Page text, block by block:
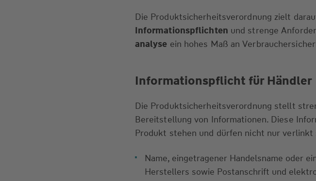
Die Produktsicherheitsverordnung zielt
Informationspflichten und strenge
analyse ein hohes Maß an
Informationspflicht für Händler
Die Produktsicherheitsverordnung stellt
Bereitstellung von Informationen. Diese
Produkt stehen und dürfen nicht nur verlinkt
Name, eingetragener Handelsname oder
Herstellers sowie Postanschrift und